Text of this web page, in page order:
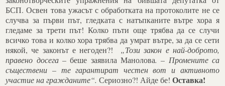
БСП. Освен това ужасът с обработката на протоколите не се
случва за първи път, гледката с натъпканите вътре хора я
гледаме за трети път! Колко пъти още трябва да се случи
всичко това и колко хора трябва да умрат вътре, за да се сети
някой, че законът е негоден?! „Този закон е най-доброто,
правено досега –беше заявила Манолова. – Промените са
съществени – те гарантират честен вот и активното
участие на гражданите“. Сериозно?! Айде бе!Оставка!